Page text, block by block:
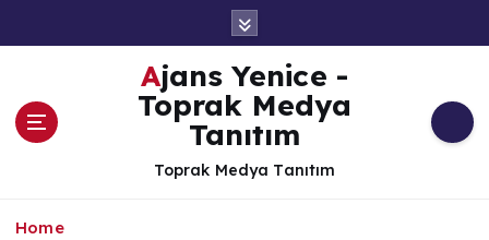
Ajans Yenice -
Toprak Medya
Tanıtım
Toprak Medya Tanıtım
Home